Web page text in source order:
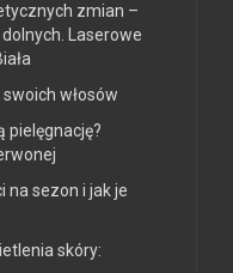
zmian –
Laserowe
włosów
pielęgnację?
na sezon i jak je
skóry: